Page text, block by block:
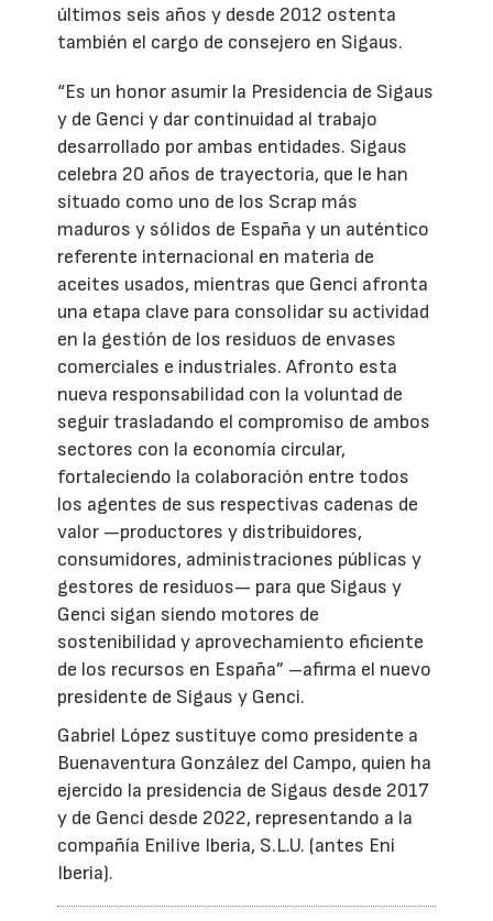
últimos seis años y desde 2012 ostenta
también el cargo de consejero en Sigaus.
“Es un honor asumir la Presidencia de Sigaus
y de Genci y dar continuidad al trabajo
desarrollado por ambas entidades. Sigaus
celebra 20 años de trayectoria, que le han
situado como uno de los Scrap más
maduros y sólidos de España y un auténtico
referente internacional en materia de
aceites usados, mientras que Genci afronta
una etapa clave para consolidar su actividad
en la gestión de los residuos de envases
comerciales e industriales. Afronto esta
nueva responsabilidad con la voluntad de
seguir trasladando el compromiso de ambos
sectores con la economía circular,
fortaleciendo la colaboración entre todos
los agentes de sus respectivas cadenas de
valor —productores y distribuidores,
consumidores, administraciones públicas y
gestores de residuos— para que Sigaus y
Genci sigan siendo motores de
sostenibilidad y aprovechamiento eficiente
de los recursos en España” –afirma el nuevo
presidente de Sigaus y Genci.
Gabriel López sustituye como presidente a
Buenaventura González del Campo, quien ha
ejercido la presidencia de Sigaus desde 2017
y de Genci desde 2022, representando a la
compañía Enilive Iberia, S.L.U. (antes Eni
Iberia).